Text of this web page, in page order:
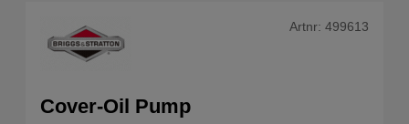
Artnr: 499613
Cover-Oil Pump